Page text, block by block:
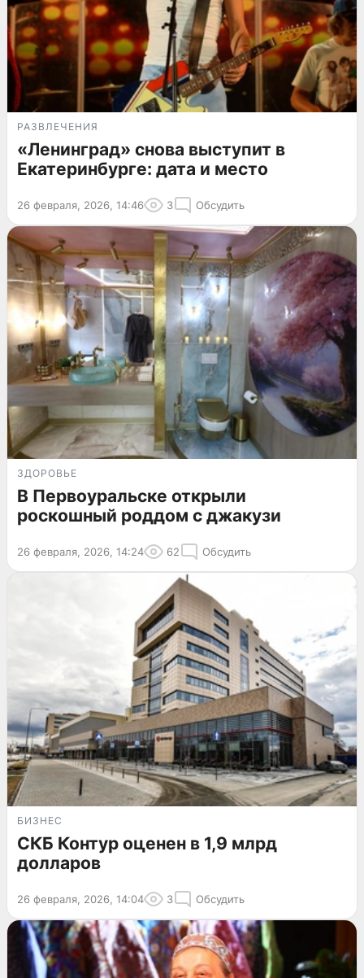
РАЗВЛЕЧЕНИЯ
«Ленинград» снова выступит в
Екатеринбурге: дата и место
26 февраля, 2026, 14:46 3 Обсудить
ЗДОРОВЬЕ
В Первоуральске открыли
роскошный роддом с джакузи
26 февраля, 2026, 14:24 62 Обсудить
БИЗНЕС
СКБ Контур оценен в 1,9 млрд
долларов
26 февраля, 2026, 14:04 3 Обсудить